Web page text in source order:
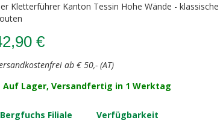
Kletterführer Kanton Tessin Hohe Wände -
€
ab € 50,- (AT)
Auf Lager, Versandfertig in 1 Werktag
Bergfuchs Filiale
Verfügbarkeit